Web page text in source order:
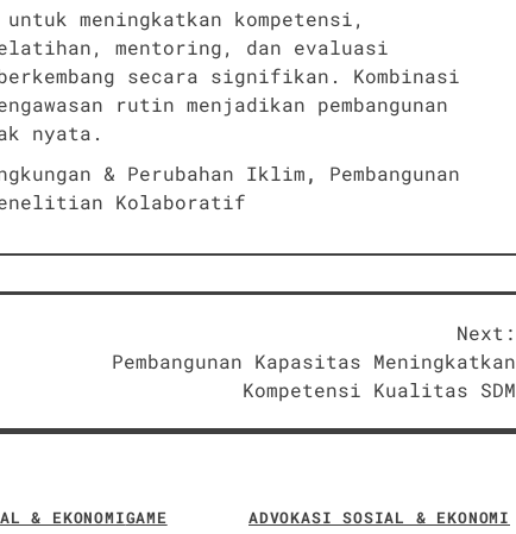
meningkatkan kompetensi,
mentoring, dan evaluasi
secara signifikan. Kombinasi
rutin menjadikan pembangunan
nyata.
& Perubahan Iklim, Pembangunan
Kolaboratif
Next:
Pembangunan Kapasitas Meningkatkan
Kompetensi Kualitas SDM
& EKONOMIGAME
ADVOKASI SOSIAL & EKONOMI